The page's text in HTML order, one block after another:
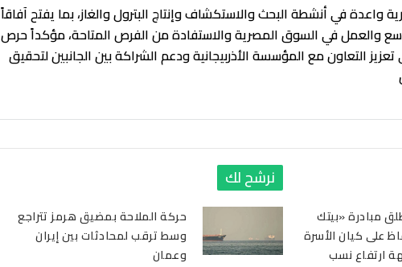
واعدة في أنشطة البحث والاستكشاف وإنتاج البترول والغاز، بما يفتح آفاقاً
والعمل في السوق المصرية والاستفادة من الفرص المتاحة، مؤكداً حرص
تعزيز التعاون مع المؤسسة الأذربيجانية ودعم الشراكة بين الجانبين لتحقيق
مبادرة «بيتك
على كيان الأسرة
ارتفاع نسب
نرشح لك
حركة الملاحة بمضيق هرمز تتراجع
وسط ترقب لمحادثات بين إيران
وعمان